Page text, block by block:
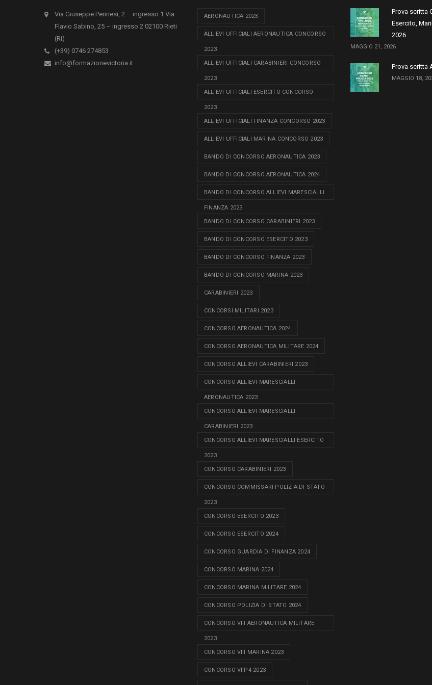
Via Giuseppe Pennesi, 2 – ingresso 1 Via
Flavio Sabino, 25 – ingresso 2 02100 Rieti
(Ri)
(+39) 0746 274853
info@formazionevictoria.it
AERONAUTICA 2023
ALLIEVI UFFICIALI AERONAUTICA CONCORSO
2023
ALLIEVI UFFICIALI CARABINIERI CONCORSO
2023
ALLIEVI UFFICIALI ESERCITO CONCORSO
2023
ALLIEVI UFFICIALI FINANZA CONCORSO 2023
ALLIEVI UFFICIALI MARINA CONCORSO 2023
BANDO DI CONCORSO AERONAUTICA 2023
BANDO DI CONCORSO AERONAUTICA 2024
BANDO DI CONCORSO ALLIEVI MARESCIALLI
FINANZA 2023
BANDO DI CONCORSO CARABINIERI 2023
BANDO DI CONCORSO ESERCITO 2023
BANDO DI CONCORSO FINANZA 2023
BANDO DI CONCORSO MARINA 2023
CARABINIERI 2023
CONCORSI MILITARI 2023
CONCORSO AERONAUTICA 2024
CONCORSO AERONAUTICA MILITARE 2024
CONCORSO ALLIEVI CARABINIERI 2023
CONCORSO ALLIEVI MARESCIALLI
AERONAUTICA 2023
CONCORSO ALLIEVI MARESCIALLI
CARABINIERI 2023
CONCORSO ALLIEVI MARESCIALLI ESERCITO
2023
CONCORSO CARABINIERI 2023
CONCORSO COMMISSARI POLIZIA DI STATO
2023
CONCORSO ESERCITO 2023
CONCORSO ESERCITO 2024
CONCORSO GUARDIA DI FINANZA 2024
CONCORSO MARINA 2024
CONCORSO MARINA MILITARE 2024
CONCORSO POLIZIA DI STATO 2024
CONCORSO VFI AERONAUTICA MILITARE
2023
CONCORSO VFI MARINA 2023
CONCORSO VFP4 2023
Prova scritta
Esercito,
2026
MAGGIO 21, 2026
Prova scritta
MAGGIO 18,